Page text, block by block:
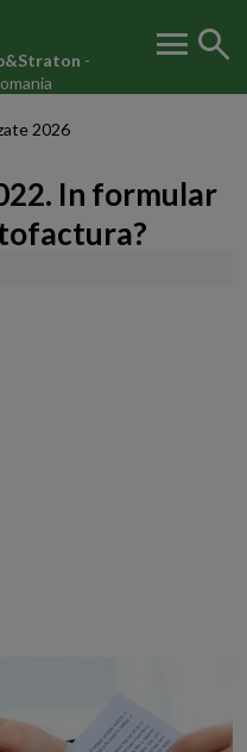
-
menu search
2026
In formular